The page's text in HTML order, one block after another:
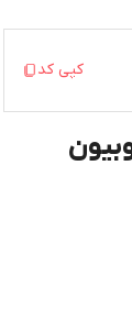
کپی کد